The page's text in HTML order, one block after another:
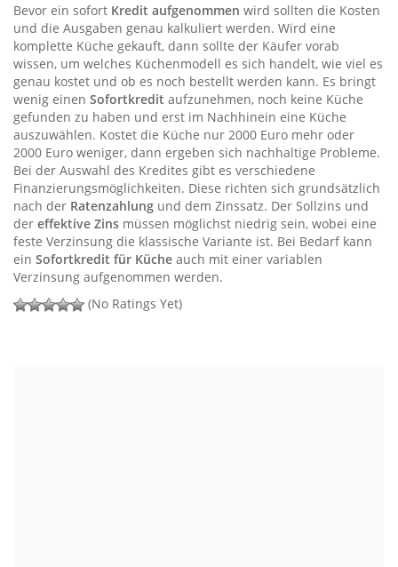
Bevor ein sofort Kredit aufgenommen wird sollten die Kosten
und die Ausgaben genau kalkuliert werden. Wird eine
komplette Küche gekauft, dann sollte der Käufer vorab
wissen, um welches Küchenmodell es sich handelt, wie viel es
genau kostet und ob es noch bestellt werden kann. Es bringt
wenig einen Sofortkredit aufzunehmen, noch keine Küche
gefunden zu haben und erst im Nachhinein eine Küche
auszuwählen. Kostet die Küche nur 2000 Euro mehr oder
2000 Euro weniger, dann ergeben sich nachhaltige Probleme.
Bei der Auswahl des Kredites gibt es verschiedene
Finanzierungsmöglichkeiten. Diese richten sich grundsätzlich
nach der Ratenzahlung und dem Zinssatz. Der Sollzins und
der effektive Zins müssen möglichst niedrig sein, wobei eine
feste Verzinsung die klassische Variante ist. Bei Bedarf kann
ein Sofortkredit für Küche auch mit einer variablen
Verzinsung aufgenommen werden.
(No Ratings Yet)